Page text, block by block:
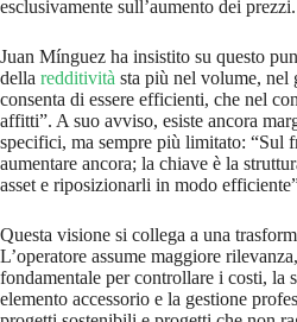
esclusivamente sull’aumento dei prezzi.
Juan Mínguez ha insistito su questo
della redditività sta più nel volume, nel
consenta di essere efficienti, che nel
affitti”. A suo avviso, esiste ancora
specifici, ma sempre più limitato:
aumentare ancora; la chiave è la
asset e riposizionarli in modo
Questa visione si collega a una
L’operatore assume maggiore
fondamentale per controllare i costi, la
elemento accessorio e la gestione